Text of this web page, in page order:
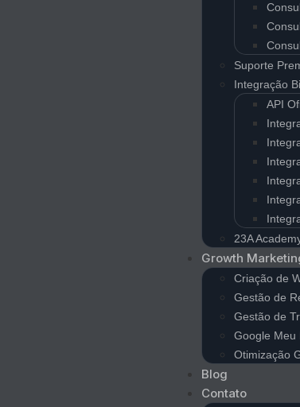
Suporte
Integração
API
23A
Growth
Criação de
Gestão de
Gestão de
Google Meu
Otimização
Blog
Contato